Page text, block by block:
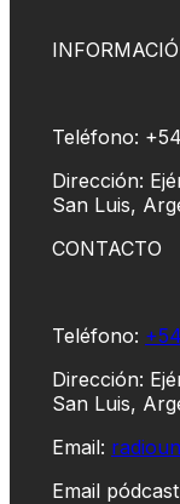
Teléfono:
Dirección:
San Luis,
CONTACTO
Teléfono:
Dirección:
San Luis,
Email:
Email